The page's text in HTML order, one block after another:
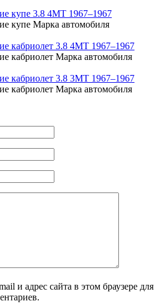
купе 3.8 4MT 1967–1967
купе Марка автомобиля
кабриолет 3.8 4MT 1967–1967
кабриолет Марка автомобиля
кабриолет 3.8 3MT 1967–1967
кабриолет Марка автомобиля
и адрес сайта в этом браузере для